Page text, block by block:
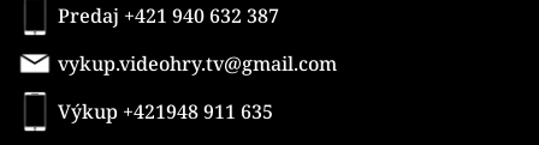
Predaj +421 940 632 387
vykup.videohry.tv@gmail.com
Výkup +421948 911 635